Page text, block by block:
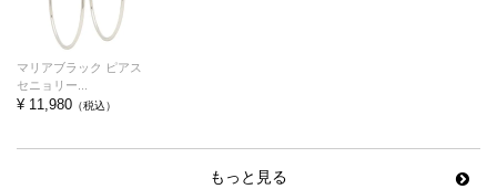
マリアブラック ピアス
セニョリー...
¥ 11,980 （税込）
もっと見る